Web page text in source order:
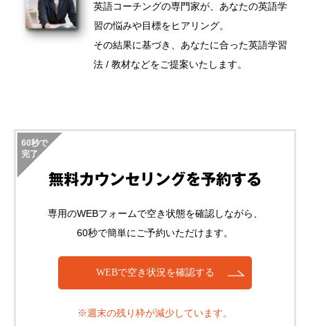
英語コーチングの専門家が、あなたの英語学
習の悩みや目標をヒアリング。
その結果に基づき、あなたに合った英語学習
法 / 教材などをご提案いたします。
60秒で
完了
無料カウンセリングを予約する
専用のWEBフォームで空き状態を確認しながら、
60秒で簡単にご予約いただけます。
WEBで空き状況を確認する
※週末の残り枠が減少しています。